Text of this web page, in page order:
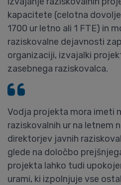
kapacitete (celotna
1700 ur letno ali 1 FTE) in
raziskovalne dejavnosti
organizaciji, izvajalki
zasebnega raziskovalca.
Vodja projekta mora imeti
raziskovalnih ur na letnem
direktorjev javnih
glede na določbo
projekta lahko tudi
urami, ki izpolnjuje vse